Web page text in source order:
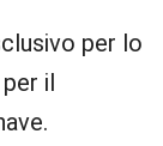
per lo
il